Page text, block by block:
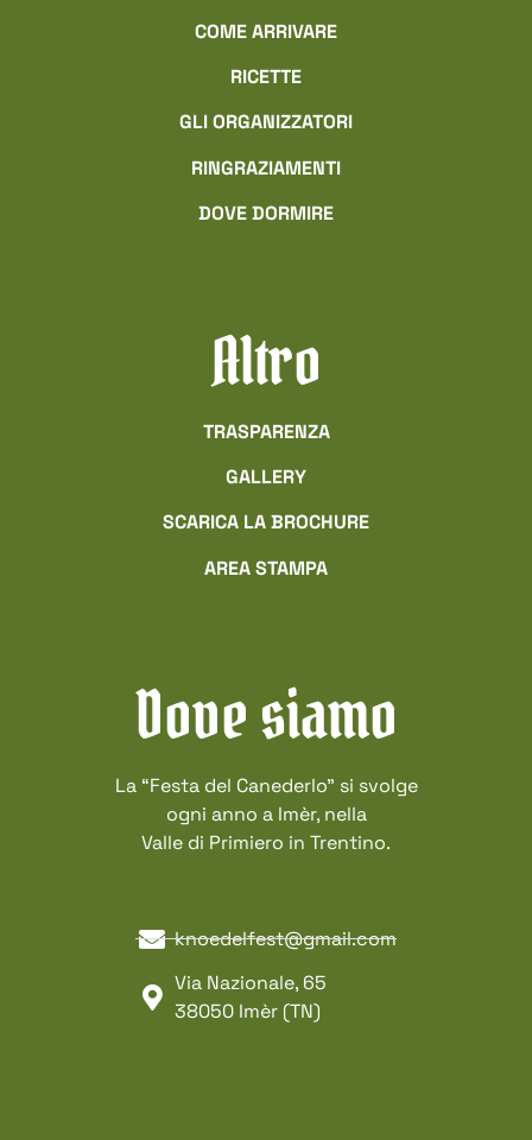
COME ARRIVARE
RICETTE
GLI ORGANIZZATORI
RINGRAZIAMENTI
DOVE DORMIRE
Altro
TRASPARENZA
GALLERY
SCARICA LA BROCHURE
AREA STAMPA
Dove siamo
La “Festa del Canederlo” si svolge
ogni anno a Imèr, nella
Valle di Primiero in Trentino.
knoedelfest@gmail.com
Via Nazionale, 65
38050 Imèr (TN)